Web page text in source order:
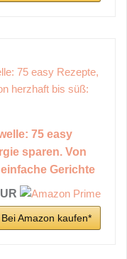
75 easy
sparen. Von
Gerichte
Bei Amazon kaufen*